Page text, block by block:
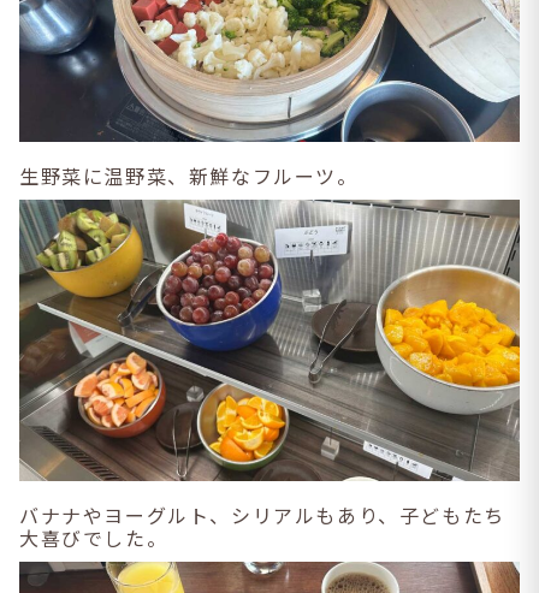
生野菜に温野菜、新鮮なフルーツ。
バナナやヨーグルト、シリアルもあり、子どもたち
大喜びでした。